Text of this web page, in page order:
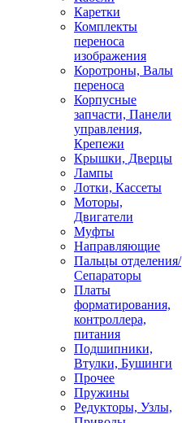
Каретки
Комплекты
переноса
изображения
Коротроны, Валы
переноса
Корпусные
запчасти, Панели
управления,
Крепежи
Крышки, Дверцы
Лампы
Лотки, Кассеты
Моторы,
Двигатели
Муфты
Направляющие
Пальцы отделения/
Сепараторы
Платы
форматирования,
контроллера,
питания
Подшипники,
Втулки, Бушинги
Прочее
Пружины
Редукторы, Узлы,